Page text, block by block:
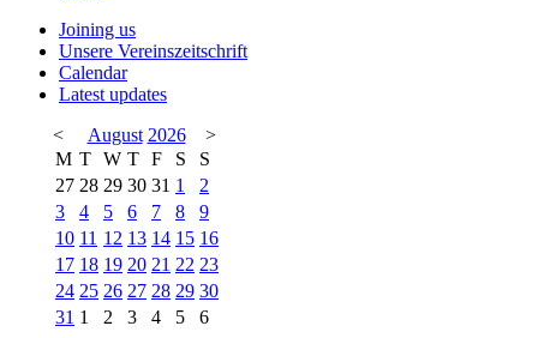
Joining us
Unsere Vereinszeitschrift
Calendar
Latest updates
<
August 2026
>
M T W T F S
S
27 28 29 30 31 1
2
3
4 5 6 7 8
9
10 11 12 13 14 15 16
17 18 19 20 21 22 23
24 25 26 27 28 29 30
31 1 2 3 4 5 6